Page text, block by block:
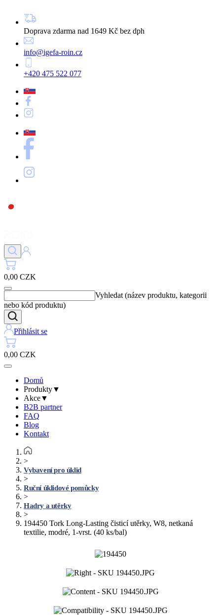
Doprava zdarma nad 1649 Kč bez dph
info@igefa-roin.cz
+420 475 522 077
0,00 CZK
Vyhledat (název produktu, kategorii
nebo kód produktu)
Přihlásit se
0,00 CZK
Domů
Produkty▼
Akce▼
B2B partner
FAQ
Blog
Kontakt
>
Vybavení pro úklid
>
Ruční úklidové pomůcky
>
Hadry a utěrky
>
194450 Tork Long-Lasting čisticí utěrky, W8, netkaná
textilie, modré, 1-vrst. (40 ks/bal)